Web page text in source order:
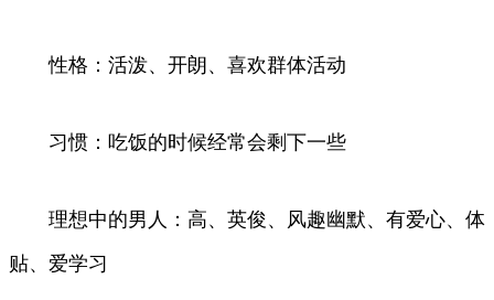
性格：活泼、开朗、喜欢群体活动
习惯：吃饭的时候经常会剩下一些
理想中的男人：高、英俊、风趣幽默、有爱心、体
贴、爱学习